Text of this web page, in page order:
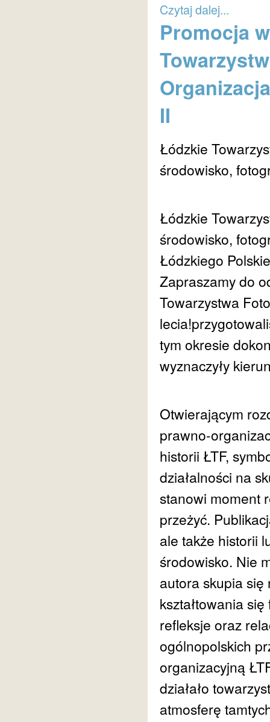
Czytaj dalej...
Promocja
II
Łódzkie
środowisko,
Łódzkie
środowisko,
Łódzkiego
Zapraszamy do
Towarzystwa
tym okresie
wyznaczyły
Otwierającym
prawno-
historii ŁTF,
działalności na
stanowi moment
przeżyć.
ale także historii
środowisko. Nie
autora skupia
kształtowania
refleksje oraz
ogólnopolskich
organizacyjną
działało
atmosferę